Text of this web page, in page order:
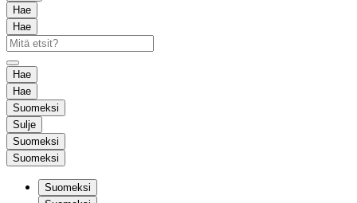
Hae
Hae
Hae
Hae
Suomeksi
Sulje
Suomeksi
Suomeksi
Suomeksi